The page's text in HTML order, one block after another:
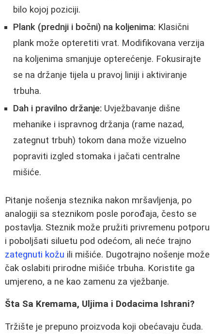
bilo kojoj poziciji.
Plank (prednji i bočni) na koljenima: Klasični
plank može opteretiti vrat. Modifikovana verzija
na koljenima smanjuje opterećenje. Fokusirajte
se na držanje tijela u pravoj liniji i aktiviranje
trbuha.
Dah i pravilno držanje: Uvježbavanje dišne
mehanike i ispravnog držanja (rame nazad,
zategnut trbuh) tokom dana može vizuelno
popraviti izgled stomaka i jačati centralne
mišiće.
Pitanje nošenja steznika nakon mršavljenja, po
analogiji sa steznikom posle porođaja, često se
postavlja. Steznik može pružiti privremenu potporu
i poboljšati siluetu pod odećom, ali neće trajno
zategnuti kožu ili mišiće. Dugotrajno nošenje može
čak oslabiti prirodne mišiće trbuha. Koristite ga
umjereno, a ne kao zamenu za vježbanje.
Šta Sa Kremama, Uljima i Dodacima Ishrani?
Tržište je prepuno proizvoda koji obećavaju čuda.